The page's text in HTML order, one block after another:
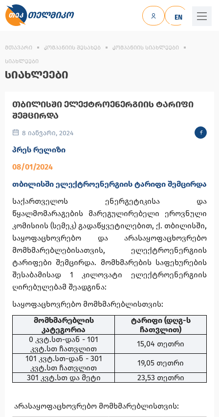
EN
ᲗᲔᲚᲛᲘᲙᲝ
ᲛᲗᲐᲕᲐᲠᲘ ᲙᲝᲛᲞᲐᲜᲘᲘᲡ ᲨᲔᲡᲐᲮᲔᲑ
ᲙᲝᲛᲞᲐᲜᲘᲘᲡ ᲡᲘᲐᲮᲚᲔᲔᲑᲘ
ᲡᲘᲐᲮᲚᲔᲔᲑᲘ
ᲡᲘᲐᲮᲚᲔᲔᲑᲘ
ᲗᲑᲘᲚᲘᲡᲨᲘ ᲔᲚᲔᲥᲢᲠᲝᲔᲜᲔᲠᲒᲘᲘᲡ ᲢᲐᲠᲘᲤᲘ
ᲨᲔᲛᲪᲘᲠᲓᲐ
8 იანვარი, 2024
პრეს რელიზი
08/01/2024
თბილისში ელექტროენერგიის ტარიფი შემცირდა
საქართველოს ენერგეტიკისა და
წყალმომარაგების მარეგულირებელი ეროვნული
კომისიის (სემეკ) გადაწყვეტილებით, ქ. თბილისში,
საყოფაცხოვრებო და არასაყოფაცხოვრებო
მომხმარებლებისათვის, ელექტროენერგიის
ტარიფები შემცირდა. მომხმარების საფეხურების
შესაბამისად 1 კილოვატი ელექტროენერგიის
ღირებულებამ შეადგინა:
საყოფაცხოვრებო მომხმარებლისთვის:
მომხმარებლის
კატეგორია
ტარიფი (დღგ-ს
ჩათვლით)
0 კვტ.სთ-დან - 101
კვტ.სთ ჩათვლით
15,04 თეთრი
101 კვტ.სთ-დან - 301
კვტ.სთ ჩათვლით
19,05 თეთრი
301 კვტ.სთ და მეტი
23,53 თეთრი
არასაყოფაცხოვრებო მომხმარებლისთვის: